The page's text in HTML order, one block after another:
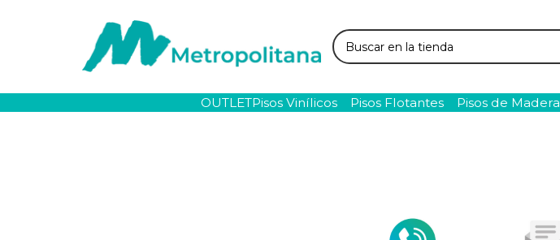
Buscar
OUTLETPisos Vinílicos Pisos Flotantes Pisos de Madera